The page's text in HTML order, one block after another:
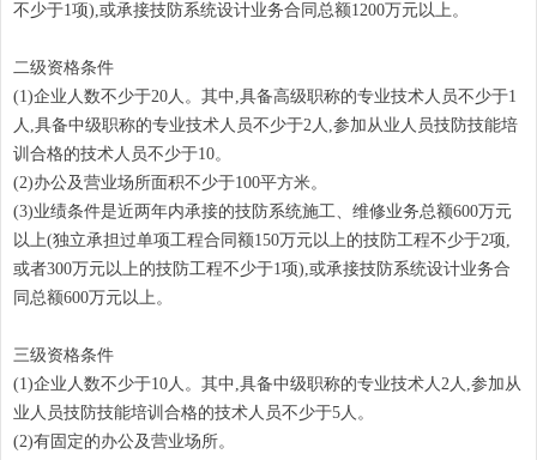
不少于1项),或承接技防系统设计业务合同总额1200万元以上。
二级资格条件
(1)企业人数不少于20人。其中,具备高级职称的专业技术人员不少于1
人,具备中级职称的专业技术人员不少于2人,参加从业人员技防技能培
训合格的技术人员不少于10。
(2)办公及营业场所面积不少于100平方米。
(3)业绩条件是近两年内承接的技防系统施工、维修业务总额600万元
以上(独立承担过单项工程合同额150万元以上的技防工程不少于2项,
或者300万元以上的技防工程不少于1项),或承接技防系统设计业务合
同总额600万元以上。
三级资格条件
(1)企业人数不少于10人。其中,具备中级职称的专业技术人2人,参加从
业人员技防技能培训合格的技术人员不少于5人。
(2)有固定的办公及营业场所。